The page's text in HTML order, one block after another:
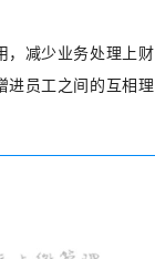
，减少业务处理上财
进员工之间的互相理